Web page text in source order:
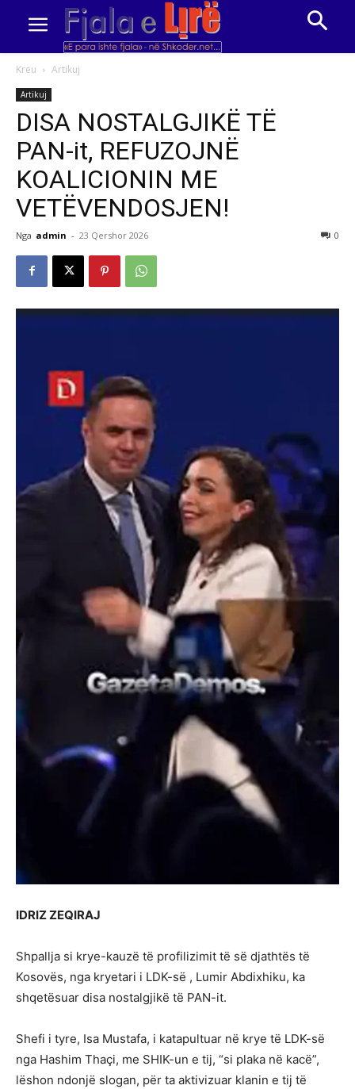
Kreu Artikuj
Artikuj
DISA NOSTALGJIKË TË
PAN-it, REFUZOJNË
KOALICIONIN ME
VETËVENDOSJEN!
Nga admin - 23 Qershor 2026 0
IDRIZ ZEQIRAJ
Shpallja si krye-kauzë të profilizimit të së djathtës të
Kosovës, nga kryetari i LDK-së , Lumir Abdixhiku, ka
shqetësuar disa nostalgjikë të PAN-it.
Shefi i tyre, Isa Mustafa, i katapultuar në krye të LDK-së
nga Hashim Thaçi, me SHIK-un e tij, “si plaka në kacë”,
lëshon ndonjë slogan, për ta aktivizuar klanin e tij të